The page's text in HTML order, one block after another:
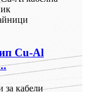
Cu-Al